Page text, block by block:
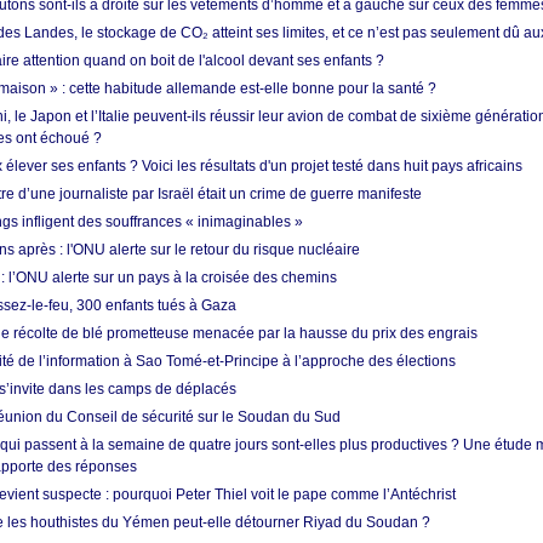
sont-ils à droite sur les vêtements d’homme et à gauche sur ceux des
Landes, le stockage de CO₂ atteint ses limites, et ce n’est pas seulement dû
attention quand on boit de l'alcool devant ses enfants ?
» : cette habitude allemande est-elle bonne pour la santé ?
le Japon et l’Italie peuvent-ils réussir leur avion de combat de sixième
ont échoué ?
élever ses enfants ? Voici les résultats d'un projet testé dans huit pays africains
d’une journaliste par Israël était un crime de guerre manifeste
infligent des souffrances « inimaginables »
après : l'ONU alerte sur le retour du risque nucléaire
l’ONU alerte sur un pays à la croisée des chemins
le-feu, 300 enfants tués à Gaza
récolte de blé prometteuse menacée par la hausse du prix des engrais
de l’information à Sao Tomé-et-Principe à l’approche des élections
dans les camps de déplacés
du Conseil de sécurité sur le Soudan du Sud
passent à la semaine de quatre jours sont-elles plus productives ? Une étude
des réponses
suspecte : pourquoi Peter Thiel voit le pape comme l’Antéchrist
les houthistes du Yémen peut-elle détourner Riyad du Soudan ?